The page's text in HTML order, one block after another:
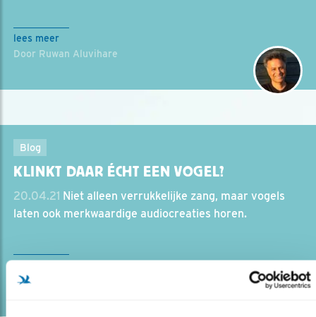
lees meer
Door Ruwan Aluvihare
Blog
KLINKT DAAR ÉCHT EEN VOGEL?
20.04.21 Niet alleen verrukkelijke zang, maar vogels
laten ook merkwaardige audiocreaties horen.
Door Ruud van Beusekom